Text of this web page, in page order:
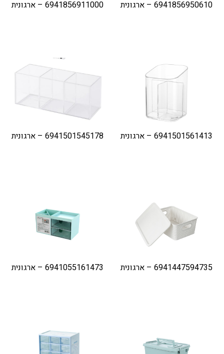
6941856950610 – ארגונית 6941856911000 – ארגונית
6941501561413 – ארגונית 6941501545178 – ארגונית
6941447594735 – ארגונית 6941055161473 – ארגונית